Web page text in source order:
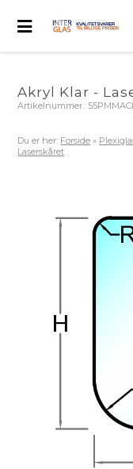
Akryl Klar -
Artikelnummer.:
Du er her: Forside »
Laserskåret